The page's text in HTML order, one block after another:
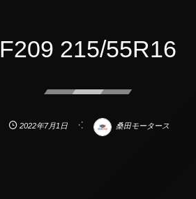
F209 215/55R16
2022年7月1日 桑田モータース